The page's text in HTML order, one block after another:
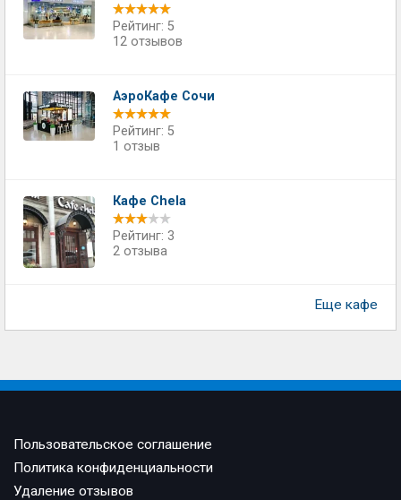
Рейтинг: 5
12 отзывов
АэроКафе Сочи
Рейтинг: 5
1 отзыв
Кафе Chela
Рейтинг: 3
2 отзыва
Еще кафе
Пользовательское соглашение
Политика конфиденциальности
Удаление отзывов